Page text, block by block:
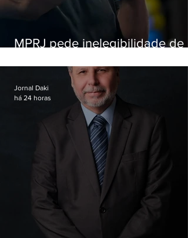
MPRJ pede inelegibilidade de
Jornal Daki
há 24 horas